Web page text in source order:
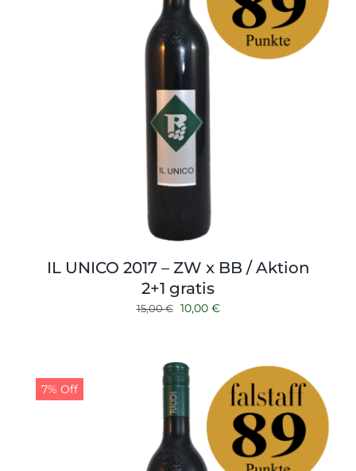
IL UNICO 2017 – ZW x BB / Aktion
2+1 gratis
15,00€ Ursprünglicher
15,00 €
10,00 €Aktueller
10,00 €.
7% Off